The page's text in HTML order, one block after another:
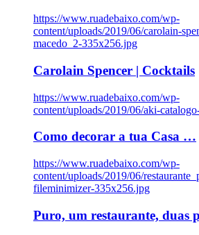
https://www.ruadebaixo.com/wp-
content/uploads/2019/06/carolain-
macedo_2-335x256.jpg
Carolain Spencer | Cocktails
https://www.ruadebaixo.com/wp-
content/uploads/2019/06/aki-
Como decorar a tua Casa …
https://www.ruadebaixo.com/wp-
content/uploads/2019/06/
fileminimizer-335x256.jpg
Puro, um restaurante, duas